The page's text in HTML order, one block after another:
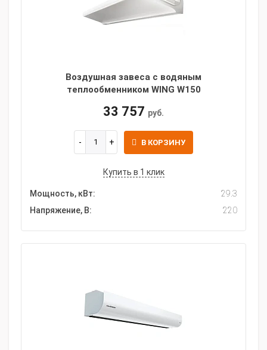
Воздушная завеса c водяным
теплообменником WING W150
33 757 руб.
В КОРЗИНУ
Купить в 1 клик
Мощность, кВт:
29.3
Напряжение, В:
220